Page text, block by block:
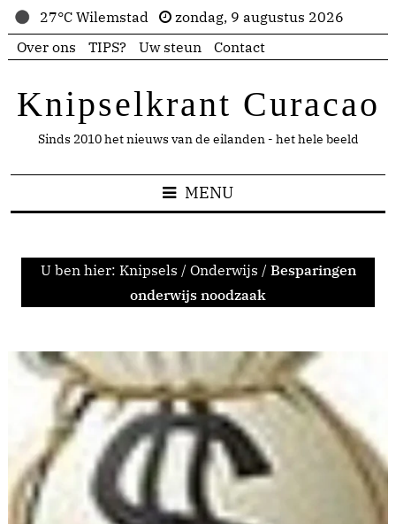
27°C Wilemstad
zondag, 9 augustus 2026
Over ons
TIPS? Uw steun Contact
Knipselkrant Curacao
Sinds 2010 het nieuws van de eilanden - het hele beeld
MENU
U ben hier: Knipsels / Onderwijs / Besparingen
onderwijs noodzaak